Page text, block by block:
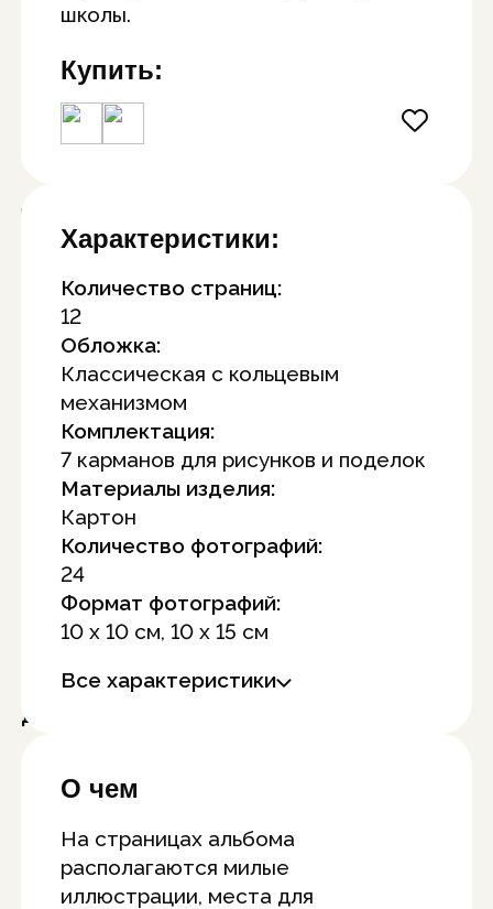
школы.
Купить:
Характеристики:
Количество страниц:
12
Обложка:
Классическая с кольцевым
механизмом
Комплектация:
7 карманов для рисунков и поделок
Материалы изделия:
Картон
Количество фотографий:
24
Формат фотографий:
10 x 10 см, 10 x 15 см
Все характеристики
О чем
На страницах альбома
располагаются милые
иллюстрации, места для